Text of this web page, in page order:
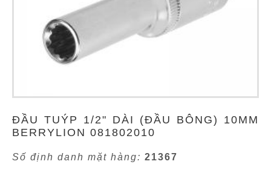
ĐẦU TUÝP 1/2" DÀI (ĐẦU BÔNG) 10MM
BERRYLION 081802010
Số định danh mặt hàng: 21367